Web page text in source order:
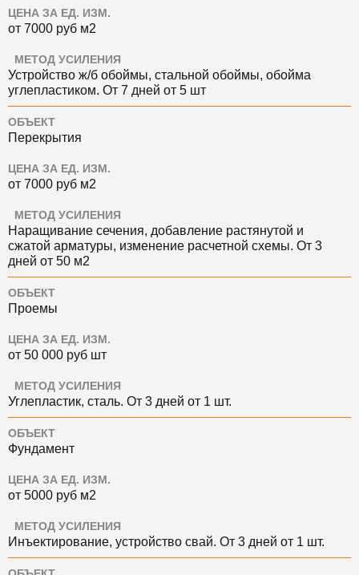
ЦЕНА ЗА ЕД. ИЗМ.
от 7000 руб м2
МЕТОД УСИЛЕНИЯ
Устройство ж/б обоймы, стальной обоймы, обойма
углепластиком. От 7 дней от 5 шт
ОБЪЕКТ
Перекрытия
ЦЕНА ЗА ЕД. ИЗМ.
от 7000 руб м2
МЕТОД УСИЛЕНИЯ
Наращивание сечения, добавление растянутой и
сжатой арматуры, изменение расчетной схемы. От 3
дней от 50 м2
ОБЪЕКТ
Проемы
ЦЕНА ЗА ЕД. ИЗМ.
от 50 000 руб шт
МЕТОД УСИЛЕНИЯ
Углепластик, сталь. От 3 дней от 1 шт.
ОБЪЕКТ
Фундамент
ЦЕНА ЗА ЕД. ИЗМ.
от 5000 руб м2
МЕТОД УСИЛЕНИЯ
Инъектирование, устройство свай. От 3 дней от 1 шт.